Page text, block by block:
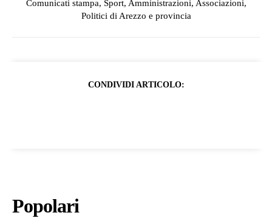
Comunicati stampa, Sport, Amministrazioni, Associazioni,
Politici di Arezzo e provincia
CONDIVIDI ARTICOLO:
Popolari